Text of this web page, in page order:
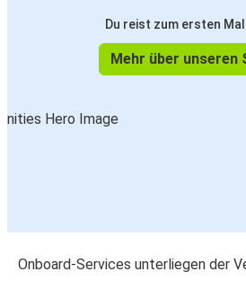
Du reist zum ersten
Mehr über unseren
Onboard-Services unterliegen der